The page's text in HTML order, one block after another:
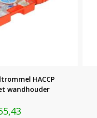
HACCP
wandhouder